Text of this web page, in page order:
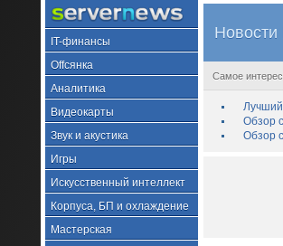
IT-финансы
Offсянка
Аналитика
Видеокарты
Звук и акустика
Игры
Искусственный интеллект
Корпуса, БП и охлаждение
Мастерская
Новости
Самое
Лучший
Обзор
Обзор